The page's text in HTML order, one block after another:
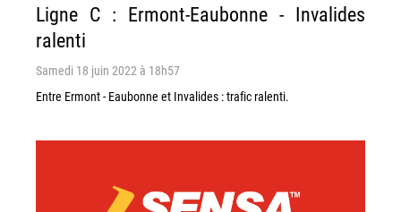
Ligne C : Ermont-Eaubonne - Invalides
ralenti
Samedi 18 juin 2022 à 18h57
Entre Ermont - Eaubonne et Invalides : trafic ralenti.